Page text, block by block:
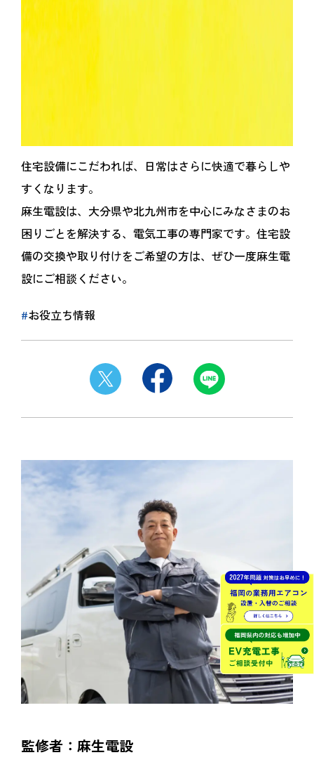
住宅設備にこだわれば、日常はさらに快適で暮らしや
すくなります。
麻生電設は、大分県や北九州市を中心にみなさまのお
困りごとを解決する、電気工事の専門家です。住宅設
備の交換や取り付けをご希望の方は、ぜひ一度麻生電
設にご相談ください。
お役立ち情報
監修者：麻生電設